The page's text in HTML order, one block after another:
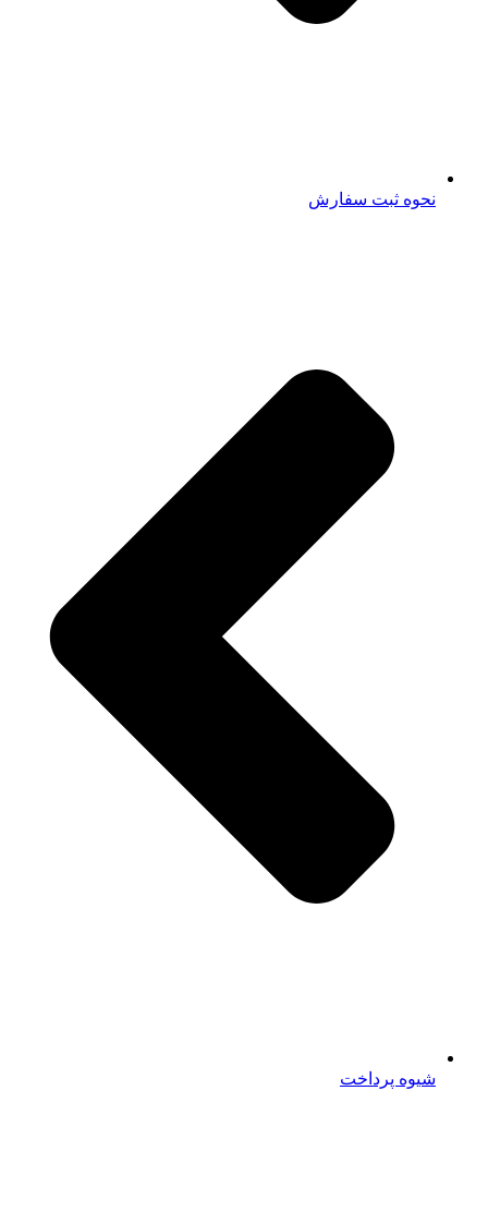
نحوه ثبت سفارش
شیوه پرداخت